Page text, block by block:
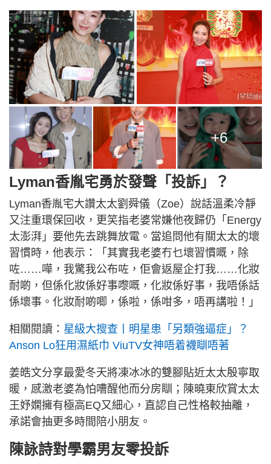
+6
Lyman香胤宅勇於發聲「投訴」？
Lyman香胤宅大讚太太劉舜儀（Zoe）說話溫柔冷靜
又注重環保回收，更笑指老婆常嫌他夜歸仍「Energy
太澎湃」要他先去跳舞放電。當追問他有關太太的壞
習慣時，他表示：「其實我老婆冇乜壞習慣嘅，除
咗……嘩，我驚我公布咗，佢會返屋企打我……化妝
耐啲，但係化妝係好事嚟嘅，化妝係好事，我唔係話
係壞事。化妝耐啲唧，係啦，係咁多，唔再講啦！」
相關閱讀： 星級大搜查丨明星患「另類強逼症」？
Anson Lo狂用濕紙巾 ViuTV女神唔着襪瞓唔著
姜皓文分享最愛冬天將凍冰冰的雙腳貼近太太殷寧取
暖，感激老婆為怕嘈醒他而分房瞓；陳曉東欣賞太太
王妤嫻擁有極高EQ又細心，直認自己性格較抽離，
承諾會抽更多時間陪小朋友。
陳詠詩對學霸男友零投訴